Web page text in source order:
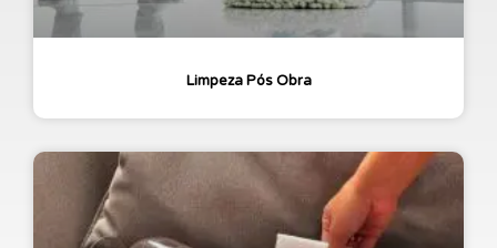
Limpeza Pós Obra